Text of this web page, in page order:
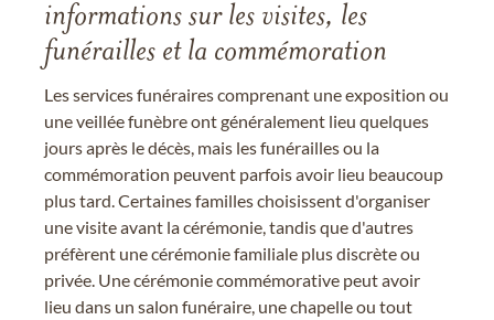
informations sur les visites, les
funérailles et la commémoration
Les services funéraires comprenant une exposition ou
une veillée funèbre ont généralement lieu quelques
jours après le décès, mais les funérailles ou la
commémoration peuvent parfois avoir lieu beaucoup
plus tard. Certaines familles choisissent d'organiser
une visite avant la cérémonie, tandis que d'autres
préfèrent une cérémonie familiale plus discrète ou
privée. Une cérémonie commémorative peut avoir
lieu dans un salon funéraire, une chapelle ou tout